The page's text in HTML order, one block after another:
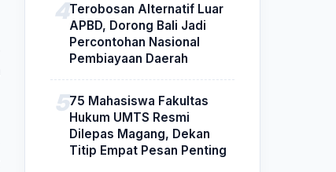
Terobosan Alternatif Luar
APBD, Dorong Bali Jadi
Percontohan Nasional
Pembiayaan Daerah
75 Mahasiswa Fakultas
Hukum UMTS Resmi
Dilepas Magang, Dekan
Titip Empat Pesan Penting